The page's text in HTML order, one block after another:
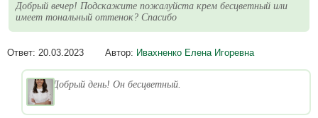
Добрый вечер! Подскажите пожалуйста крем бесцветный или
имеет тональный оттенок? Спасибо
Ответ: 20.03.2023 Автор: Ивахненко Елена Игоревна
Добрый день! Он бесцветный.